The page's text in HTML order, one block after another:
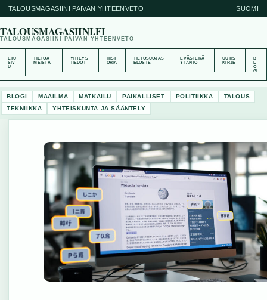
TALOUSMAGASIINI PAIVAN YHTEENVETO SUOMI
TALOUSMAGASIINI.FI
TALOUSMAGASIINI PAIVAN YHTEENVETO
ETU
SIV
U
TIETOA
MEISTÄ
YHTEYS
TIEDOT
HIST
ORIA
TIETOSUOJAS
ELOSTE
EVÄSTEKÄ
YTÄNTÖ
UUTIS
KIRJE
B
O
GI
BLOGI MAAILMA MATKAILU PAIKALLISET POLITIIKKA
TALOUS
TEKNIIKKA
YHTEISKUNTA JA SÄÄNTELY